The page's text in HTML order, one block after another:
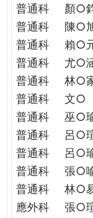
普通科
顏○
普通科
陳○
普通科
賴○
普通科
尤○
普通科
林○
普通科
文○
普通科
巫○
普通科
呂○
普通科
呂○
普通科
張○
普通科
林○
應外科
張○